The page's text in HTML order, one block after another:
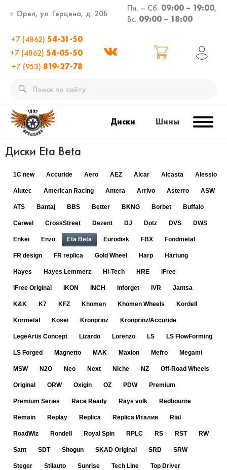
г. Орел, ул. Герцена, д. 20Б
Пн. – Сб. 09:00 – 19:00,
Вс. 09:00 – 18:00
+7 (4862) 54-31-50
+7 (4862) 54-05-50
+7 (953) 819-27-78
Диски Шины
Диски Eta Beta
1C new Accuride Aero AEZ Alcar Alcasta Alessio
Alutec American Racing Antera Arrivo Asterro ASW
ATS Bantaj BBS Better BKNG Borbet Buffalo
Carwel CrossStreet Dezent DJ Dotz DVS DWS
Enkei Enzo Eta Beta Eurodisk FBX Fondmetal
FR design FR replica Gold Wheel Harp Hartung
Hayes Hayes Lemmerz Hi-Tech HRE iFree
iFree Original IKON INCH Inforget IVR Jantsa
K&K K7 KFZ Khomen Khomen Wheels Kordell
Kormetal Kosei Kronprinz Kronprinz/Accuride
LegeArtis Concept Lizardo Lorenzo LS LS FlowForming
LS Forged Magnetto MAK Maxion Mefro Megami
MSW N2O Neo Next Niche NZ Off-Road Wheels
Original ORW Oxigin OZ PDW Premium
Premium Series Race Ready Rays volk Redbourne
Remain Replay Replica Replica Италия Rial
RoadWiz Rondell Royal Spin RPLC RS RST RW
Sant SDT Shogun SKAD Original SRD SRW
Steger Stilauto Sunrise Tech Line Top Driver